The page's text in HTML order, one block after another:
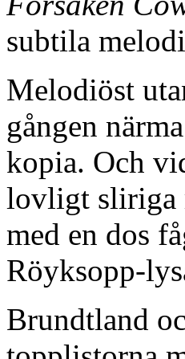
subtila
Melodiöst
gången
kopia. Och
lovligt sliriga
med en dos
Röyksopp-
Brundtland